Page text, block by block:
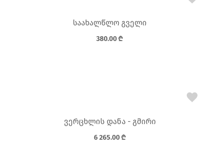
საახალწლო გველი
380.00₾
ვერცხლის დანა - გმირი
6 265.00₾